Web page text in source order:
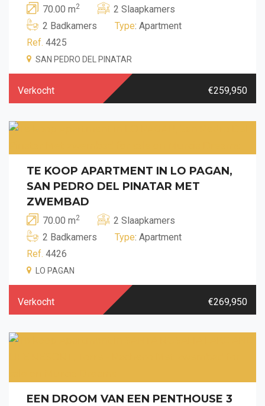
70.00 m2
2 Slaapkamers
2 Badkamers
Type: Apartment
Ref. 4425
SAN PEDRO DEL PINATAR
Verkocht €259,950
TE KOOP APARTMENT IN LO PAGAN,
SAN PEDRO DEL PINATAR MET
ZWEMBAD
70.00 m2
2 Slaapkamers
2 Badkamers
Type: Apartment
Ref. 4426
LO PAGAN
Verkocht €269,950
EEN DROOM VAN EEN PENTHOUSE 3